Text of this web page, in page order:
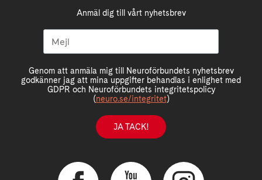
Anmäl dig till vårt nyhetsbrev
Genom att anmäla mig till Neuroförbundets nyhetsbrev
godkänner jag att mina uppgifter behandlas i enlighet med
GDPR och Neuroförbundets integritetspolicy
(neuro.se/integritet)
JA TACK!